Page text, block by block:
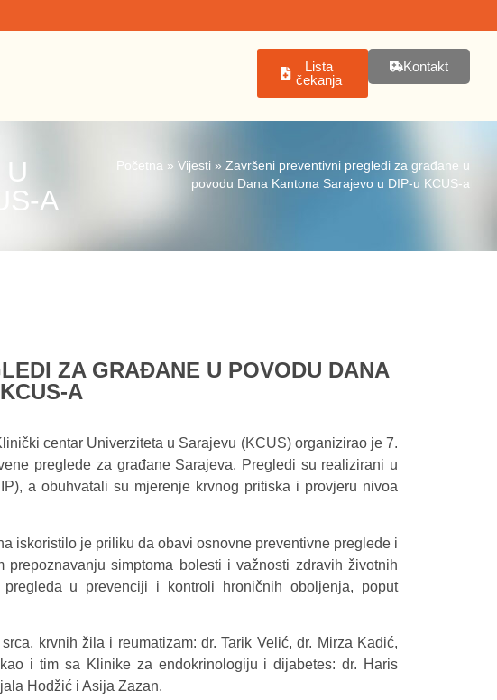
Lista
čekanja
Kontakt
A
Početna » Vijesti » Završeni preventivni pregledi za građane u
povodu Dana Kantona Sarajevo u DIP-u KCUS-a
ZA GRAĐANE U POVODU DANA
A
centar Univerziteta u Sarajevu (KCUS) organizirao je 7.
preglede za građane Sarajeva. Pregledi su realizirani u
a obuhvatali su mjerenje krvnog pritiska i provjeru nivoa
iskoristilo je priliku da obavi osnovne preventivne preglede i
simptoma bolesti i važnosti zdravih životnih
u prevenciji i kontroli hroničnih oboljenja, poput
krvnih žila i reumatizam: dr. Tarik Velić, dr. Mirza Kadić,
i tim sa Klinike za endokrinologiju i dijabetes: dr. Haris
Hodžić i Asija Zazan.